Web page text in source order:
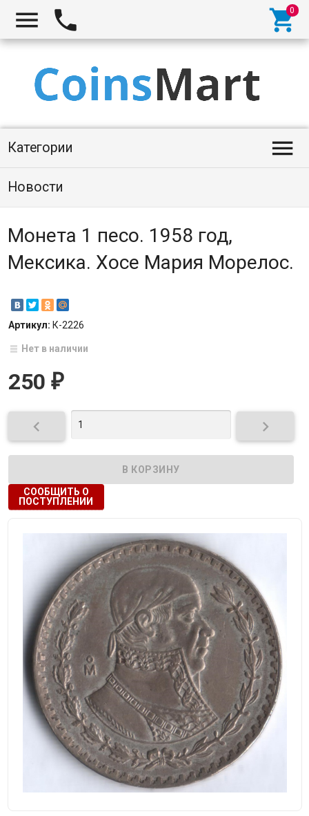
  
Категории 
Новости
Монета 1 песо. 1958 год,
Мексика. Хосе Мария Морелос.
Артикул: К-2226
Нет в наличии
250 ₽
 
СООБЩИТЬ О
ПОСТУПЛЕНИИ